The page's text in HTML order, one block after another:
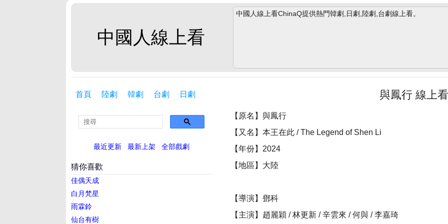
中國人線上看
中國人線上看ChinaQ提供熱門韓劇,日劇,陸劇,台劇線上看。
首頁 陸劇 韓劇 台劇 日劇
最近更新 最新上架 全部戲劇
與鳳行 線上看
【原名】與鳳行
【又名】本王在此 / The Legend of Shen Li
【年份】2024
【地區】大陸
【導演】鄧科
【主演】趙麗穎 / 林更新 / 辛雲來 / 何與 / 李嘉琦
猜你喜歡
佳偶天成
白月梵星
雨霖鈴
仙台有樹